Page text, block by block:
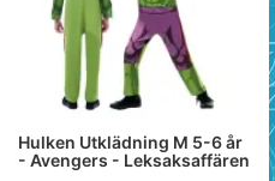
Hulken Utklädning M 5-6 år
- Avengers - Leksaksaffären